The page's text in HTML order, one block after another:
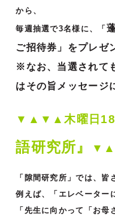
から、
毎週抽選で3名様に、「
ご招待券」をプレゼ
※なお、当選されて
はその旨メッセージ
▼▲▼▲木曜日18
語研究所』
「隙間研究所」では、皆
例えば、「エレベーター
「先生に向かって「お